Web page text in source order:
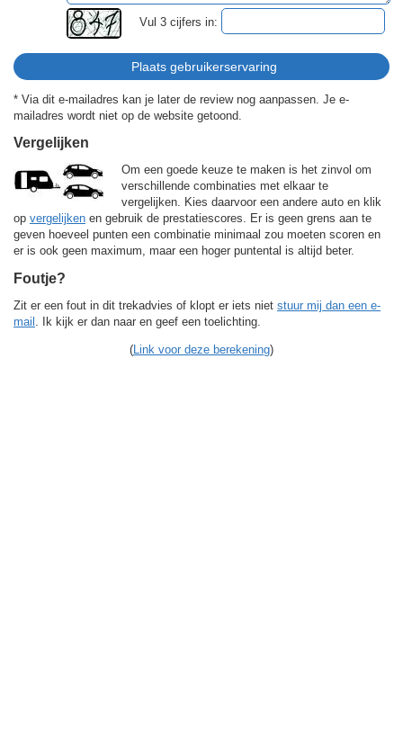
Vul 3 cijfers in:
* Via dit e-mailadres kan je later de review nog aanpassen. Je e-
mailadres wordt niet op de website getoond.
Vergelijken
Om een goede keuze te maken is het zinvol om
verschillende combinaties met elkaar te
vergelijken. Kies daarvoor een andere auto en klik
op vergelijken en gebruik de prestatiescores. Er is geen grens aan te
geven hoeveel punten een combinatie minimaal zou moeten scoren en
er is ook geen maximum, maar een hoger puntental is altijd beter.
Foutje?
Zit er een fout in dit trekadvies of klopt er iets niet stuur mij dan een e-
mail
. Ik kijk er dan naar en geef een toelichting.
( Link voor deze berekening)